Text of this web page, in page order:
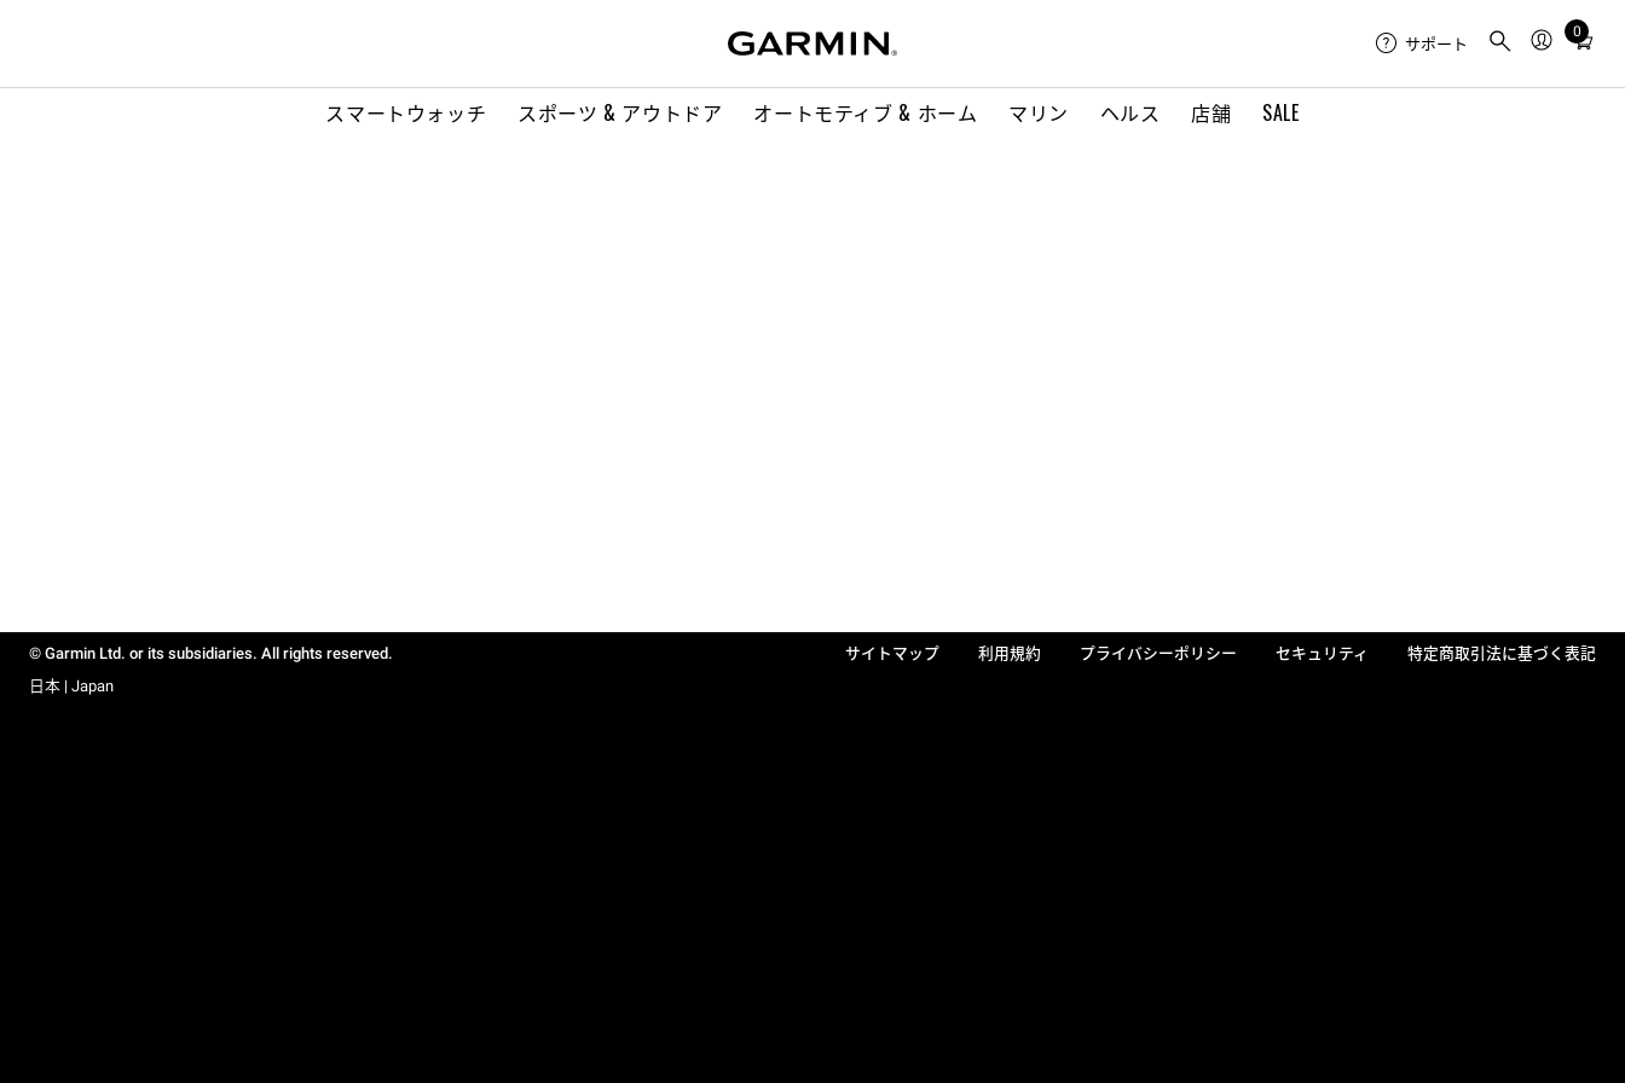
スマートウォッチ スポーツ & アウトドア オートモティブ & ホーム マリン ヘルス 店舗 SALE
サポート
0
Total
in
© Garmin Ltd. or its subsidiaries. All rights reserved. サイトマップ 利用規約 プライバシーポリシー セキュリティ
特定商取引法に基づく表記
日本 | Japan